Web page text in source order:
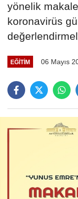
yönelik
koronavirüs
EĞITIM 06 Mayıs